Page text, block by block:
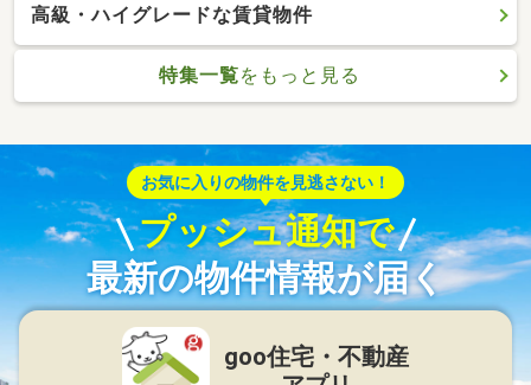
高級・ハイグレードな賃貸物件
特集一覧をもっと見る
お気に入りの物件を見逃さない！
プッシュ通知で
最新の物件情報が届く
goo住宅・不動産